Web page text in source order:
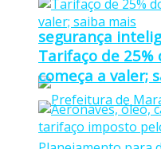
segurança
Tarifaço de 25%
começa a valer;